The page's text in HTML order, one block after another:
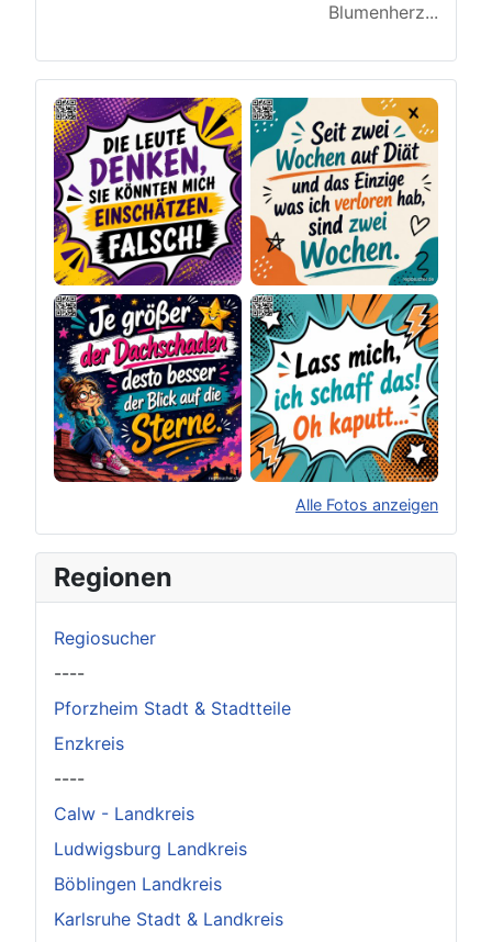
Blumenherz...
Alle Fotos anzeigen
Original herunterladen
Regionen
Regiosucher
----
Pforzheim Stadt & Stadtteile
Enzkreis
----
Calw - Landkreis
Ludwigsburg Landkreis
Böblingen Landkreis
Karlsruhe Stadt & Landkreis